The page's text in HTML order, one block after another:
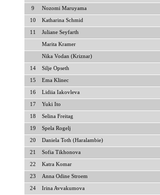
9 Nozomi Maruyama
10 Katharina Schmid
11 Juliane Seyfarth
Marita Kramer
Nika Vodan (Kriznar)
14 Silje Opseth
15 Ema Klinec
16 Lidiia Iakovleva
17 Yuki Ito
18 Selina Freitag
19 Spela Rogelj
20 Daniela Toth (Haralambie)
21 Sofia Tikhonova
22 Katra Komar
23 Anna Odine Stroem
24 Irina Avvakumova